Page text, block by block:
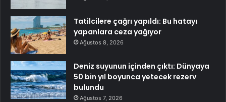
Tatilcilere çağrı yapıldı: Bu hatayı
yapanlara ceza yağıyor
Ağustos 8, 2026
Deniz suyunun içinden çıktı: Dünyaya
50 bin yıl boyunca yetecek rezerv
bulundu
Ağustos 7, 2026